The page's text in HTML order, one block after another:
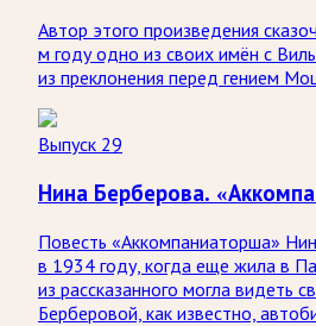
Автор этого произведения
м году одно из своих имён с
из преклонения перед гением
Выпуск 29
Нина Берберова.
Повесть «Аккомпаниаторша»
в 1934 году, когда еще жила в
из рассказанного могла видеть
Берберовой, как известно,